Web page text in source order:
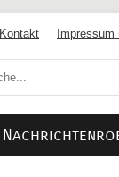
Kontakt